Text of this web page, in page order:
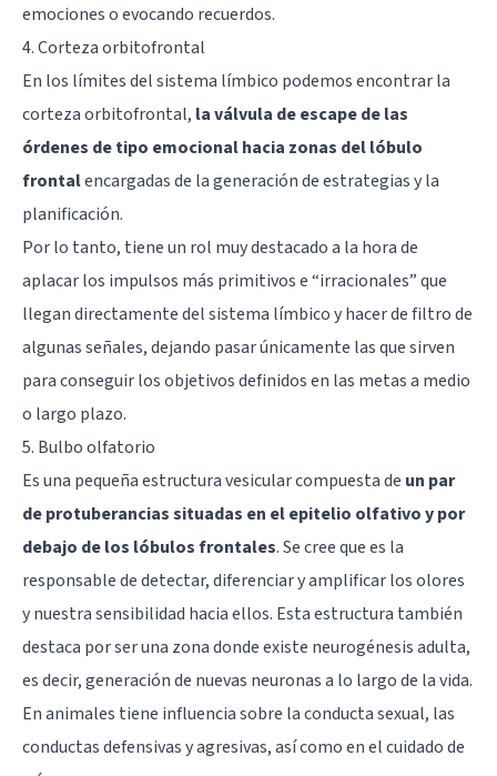
emociones o evocando recuerdos.
4. Corteza orbitofrontal
En los límites del sistema límbico podemos encontrar la
corteza orbitofrontal, la válvula de escape de las
órdenes de tipo emocional hacia zonas del lóbulo
frontalencargadas de la generación de estrategias y la
planificación.
Por lo tanto, tiene un rol muy destacado a la hora de
aplacar los impulsos más primitivos e “irracionales” que
llegan directamente del sistema límbico y hacer de filtro de
algunas señales, dejando pasar únicamente las que sirven
para conseguir los objetivos definidos en las metas a medio
o largo plazo.
5. Bulbo olfatorio
Es una pequeña estructura vesicular compuesta de un par
de protuberancias situadas en el epitelio olfativo y por
debajo de los lóbulos frontales. Se cree que es la
responsable de detectar, diferenciar y amplificar los olores
y nuestra sensibilidad hacia ellos. Esta estructura también
destaca por ser una zona donde existe neurogénesis adulta,
es decir, generación de nuevas neuronas a lo largo de la vida.
En animales tiene influencia sobre la conducta sexual, las
conductas defensivas y agresivas, así como en el cuidado de